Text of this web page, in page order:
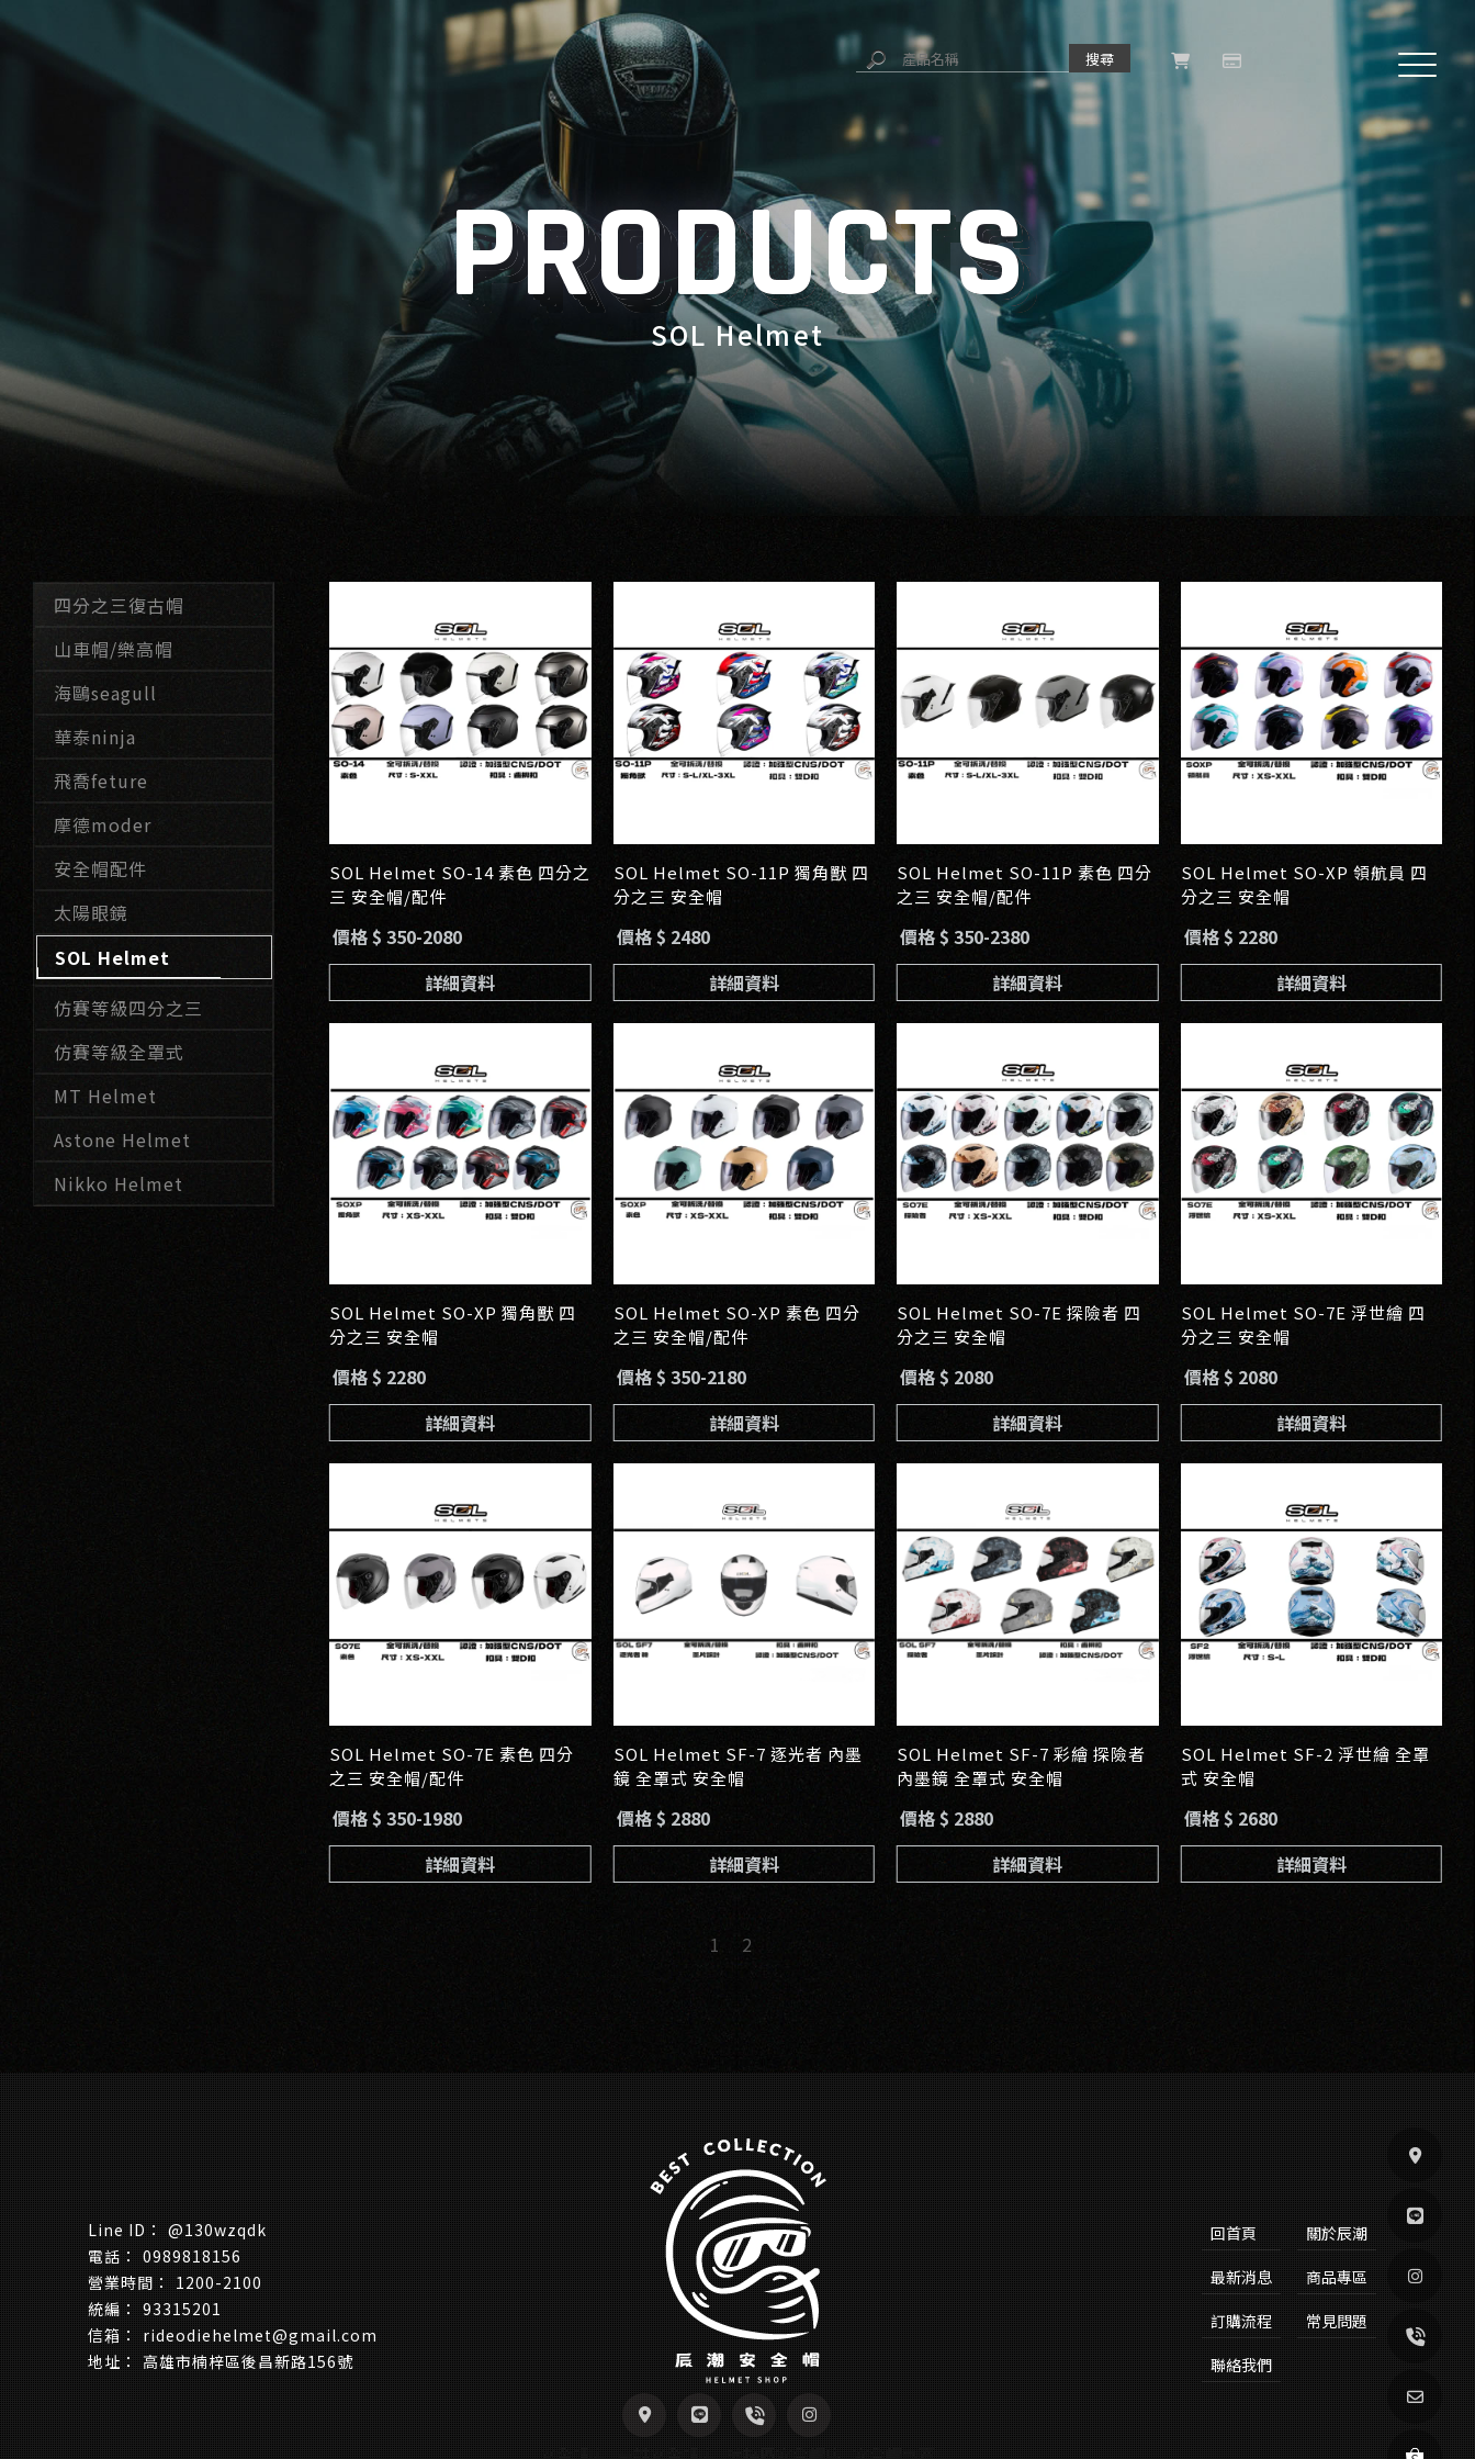
SOL Helmet
四分之三復古帽
山車帽/樂高帽
海鷗seagull
華泰ninja
飛喬feture
摩德moder
安全帽配件
太陽眼鏡
SOL Helmet
仿賽等級四分之三
仿賽等級全罩式
MT Helmet
Astone Helmet
Nikko Helmet
SOL Helmet SO-14 素色 四分之
三 安全帽/配件
價格 $ 350-2080
詳細資料
SOL Helmet SO-11P 獨角獸 四
分之三 安全帽
價格 $ 2480
詳細資料
SOL Helmet SO-11P 素色 四分
之三 安全帽/配件
價格 $ 350-2380
詳細資料
SOL Helmet SO-XP 領航員 四
分之三 安全帽
價格 $ 2280
詳細資料
SOL Helmet SO-XP 獨角獸 四
分之三 安全帽
價格 $ 2280
詳細資料
SOL Helmet SO-XP 素色 四分
之三 安全帽/配件
價格 $ 350-2180
詳細資料
SOL Helmet SO-7E 探險者 四
分之三 安全帽
價格 $ 2080
詳細資料
SOL Helmet SO-7E 浮世繪 四
分之三 安全帽
價格 $ 2080
詳細資料
SOL Helmet SO-7E 素色 四分
之三 安全帽/配件
價格 $ 350-1980
詳細資料
SOL Helmet SF-7 逐光者 內墨
鏡 全罩式 安全帽
價格 $ 2880
詳細資料
SOL Helmet SF-7 彩繪 探險者
內墨鏡 全罩式 安全帽
價格 $ 2880
詳細資料
SOL Helmet SF-2 浮世繪 全罩
式 安全帽
價格 $ 2680
詳細資料
1 2
@130wzqdk
0989818156
1200-2100
93315201
rideodiehelmet@gmail.com
高雄市楠梓區後昌新路156號
回首頁
關於辰潮
最新消息
商品專區
訂購流程
常見問題
聯絡我們
安全帽店 高雄安全帽店 楠梓區安全帽店 安全帽專賣